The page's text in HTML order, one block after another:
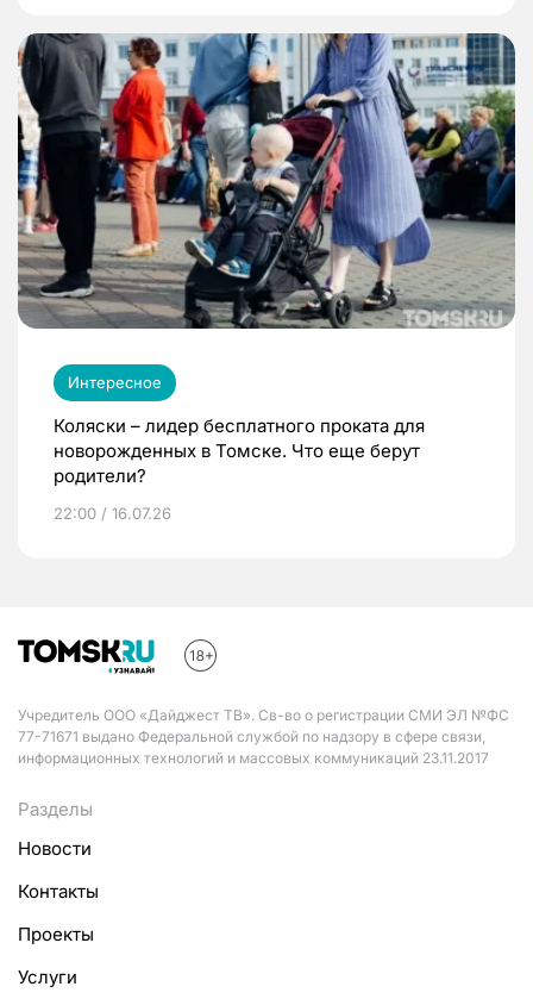
Интересное
Коляски – лидер бесплатного проката для
новорожденных в Томске. Что еще берут
родители?
22:00 / 16.07.26
Учредитель ООО «Дайджест ТВ». Св-во о регистрации СМИ ЭЛ №ФС
77-71671 выдано Федеральной службой по надзору в сфере связи,
информационных технологий и массовых коммуникаций 23.11.2017
Разделы
Новости
Контакты
Проекты
Услуги